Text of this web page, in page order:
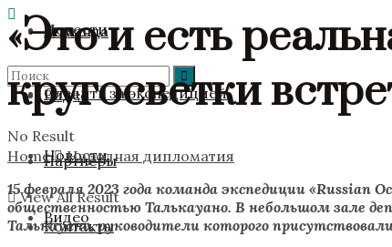
Новости
Видео
Партнёры
Контакты
Команда
Следить за экспедицией
Новости
Видео
No Result
View All Result
«Это и есть
кругосветки
Home
Народная дипломатия
15 февраля 2023 года команда экспедиции
общественностью Талькауано. В небольшом зале
Талькауано, руководители которого